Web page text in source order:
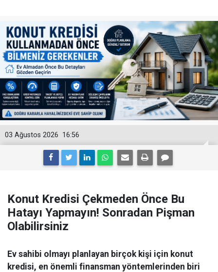
16:56
03 Ağustos 2026
Konut Kredisi Çekmeden Önce Bu
Hatayı Yapmayın! Sonradan Pişman
Olabilirsiniz
Ev sahibi olmayı planlayan birçok kişi için konut
kredisi, en önemli finansman yöntemlerinden biri